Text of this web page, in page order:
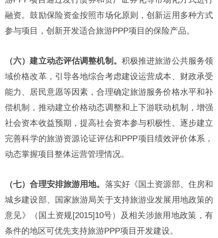
融资。鼓励保险资金按照市场化原则，创新运用多种方式
参与项目，创新开发适合旅游PPP项目的保险产品。
（六）建立动态评估调整机制。 积极推进旅游公共服务领
域价格改革，引导各地综合考虑建设运营成本、财政承受
能力、居民意愿等因素，合理确定旅游服务价格水平和补
偿机制，推动建立价格动态调整和上下游联动机制，增强
社会资本收益预期，提高社会资本参与积极性。逐步建立
完善科学的旅游资源论证评估和PPP项目绩效评价体系，
动态掌握项目整体运营管理情况。
（七）合理安排旅游用地。 落实好《国土资源部、住房和
城乡建设部、国家旅游局关于支持旅游业发展用地政策的
意见》（国土资规[2015]10号）及相关涉旅用地政策，有
条件的地区可优先支持旅游PPP项目开发建设。